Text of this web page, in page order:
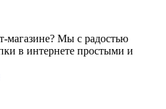
магазине? Мы с радостью
в интернете простыми и